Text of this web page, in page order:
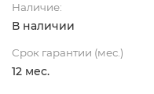
Наличие:
В наличии
Срок гарантии (мес.)
12 мес.